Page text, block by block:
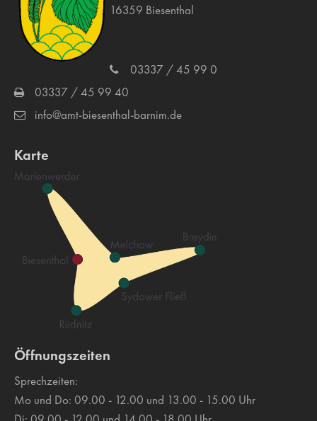
16359 Biesenthal
03337 / 45 99 0
03337 / 45 99 40
info@amt-biesenthal-barnim.de
Karte
Öffnungszeiten
Sprechzeiten:
Mo und Do: 09.00 - 12.00 und 13.00 - 15.00 Uhr